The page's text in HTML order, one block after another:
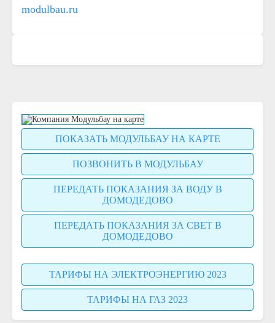
modulbau.ru
ПОКАЗАТЬ МОДУЛЬБАУ НА КАРТЕ
ПОЗВОНИТЬ В МОДУЛЬБАУ
ПЕРЕДАТЬ ПОКАЗАНИЯ ЗА ВОДУ В
ДОМОДЕДОВО
ПЕРЕДАТЬ ПОКАЗАНИЯ ЗА СВЕТ В
ДОМОДЕДОВО
ТАРИФЫ НА ЭЛЕКТРОЭНЕРГИЮ 2023
ТАРИФЫ НА ГАЗ 2023